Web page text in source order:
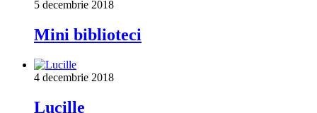
5 decembrie 2018
Mini biblioteci
4 decembrie 2018
Lucille